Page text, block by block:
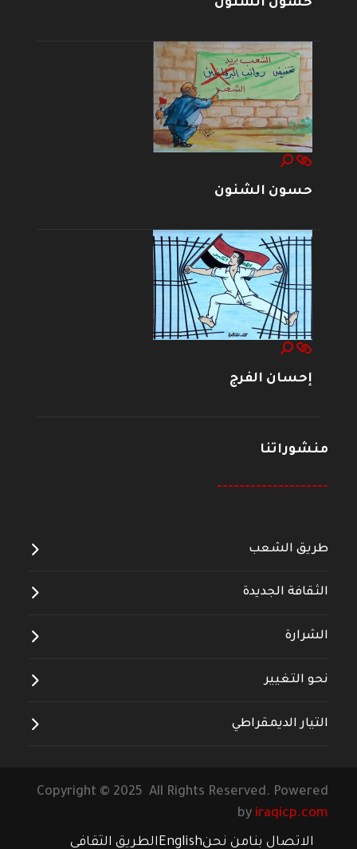
حسون الشنون
حسون الشنون
إحسان الفرج
منشوراتنا
--------------------
طريق الشعب
الثقافة الجديدة
الشرارة
نحو التغيير
التيار الديمقراطي
Copyright © 2025 All Rights Reserved. Powered
by iraqicp.com
الاتصال بنامن نحنEnglishالطريق الثقافي